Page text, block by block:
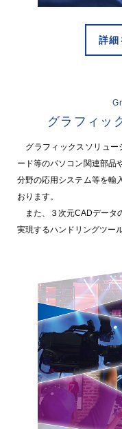
詳細
グラフィッ
グラフィックスソリュー
ード等のパソコン関連部品
分野の応用システム等を輸
おります。
また、３次元CADデータ
実現するハンドリングツー